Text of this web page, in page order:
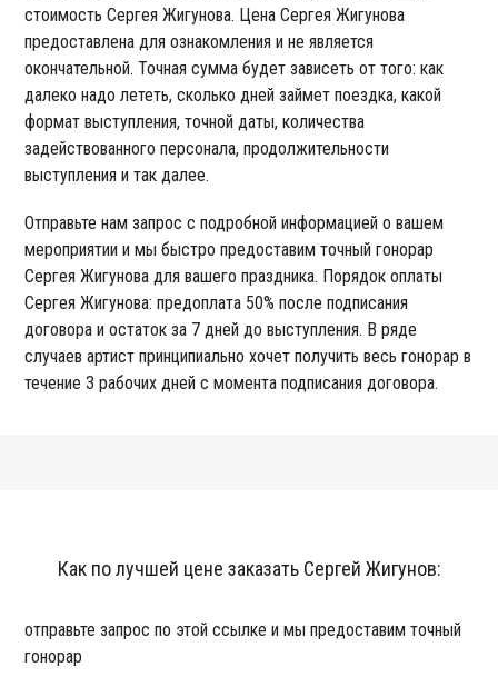
стоимость Сергея Жигунова. Цена Сергея Жигунова
предоставлена для ознакомления и не является
окончательной. Точная сумма будет зависеть от того: как
далеко надо лететь, сколько дней займет поездка, какой
формат выступления, точной даты, количества
задействованного персонала, продолжительности
выступления и так далее.
Отправьте нам запрос с подробной информацией о вашем
мероприятии и мы быстро предоставим точный гонорар
Сергея Жигунова для вашего праздника. Порядок оплаты
Сергея Жигунова: предоплата 50% после подписания
договора и остаток за 7 дней до выступления. В ряде
случаев артист принципиально хочет получить весь гонорар в
течение 3 рабочих дней с момента подписания договора.
Как по лучшей цене заказать Сергей Жигунов:
отправьте запрос по этой ссылке и мы предоставим точный
гонорар